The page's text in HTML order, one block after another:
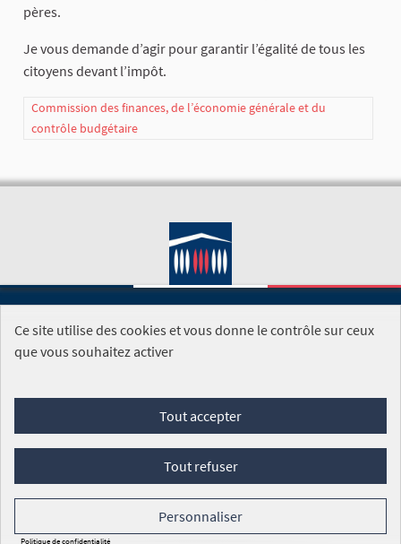
pères.
Je vous demande d’agir pour garantir l’égalité de tous les
citoyens devant l’impôt.
Commission des finances, de l’économie générale et du
contrôle budgétaire
SITE DE L'ASSEMBLÉE NATIONALE
Foire aux questions
Conditions générales d'utilisation (CGU)
Mentions légales
Cookies
Panneau de gestion des cookies
Ce site utilise des cookies et vous donne le contrôle sur ceux
que vous souhaitez activer
Tout accepter
Tout refuser
Personnaliser
Politique de confidentialité